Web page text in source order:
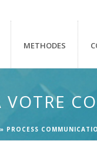
METHODES
» PROCESS